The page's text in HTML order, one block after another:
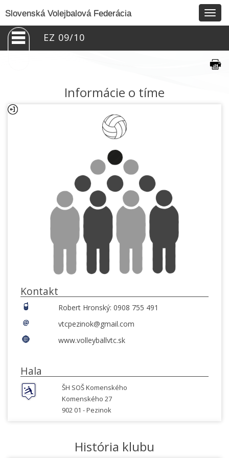
Slovenská Volejbalová Federácia
EZ 09/10
Informácie o tíme
Kontakt
Robert Hronský: 0908 755 491
vtcpezinok@gmail.com
www.volleyballvtc.sk
Hala
ŠH SOŠ Komenského
Komenského 27
902 01 -Pezinok
História klubu